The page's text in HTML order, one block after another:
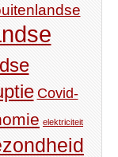
Covid-
elektriciteit